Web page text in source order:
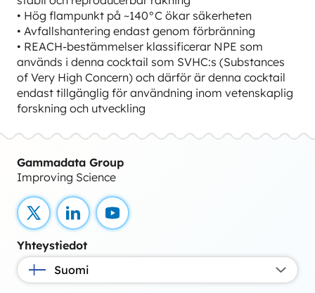
• Hög flampunkt på ~140°C ökar säkerheten
• Avfallshantering endast genom förbränning
• REACH-bestämmelser klassificerar NPE som
används i denna cocktail som SVHC:s (Substances
of Very High Concern) och därför är denna cocktail
endast tillgänglig för användning inom vetenskaplig
forskning och utveckling
Gammadata Group
Improving Science
X LinkedInYouTube
Yhteystiedot
Suomi